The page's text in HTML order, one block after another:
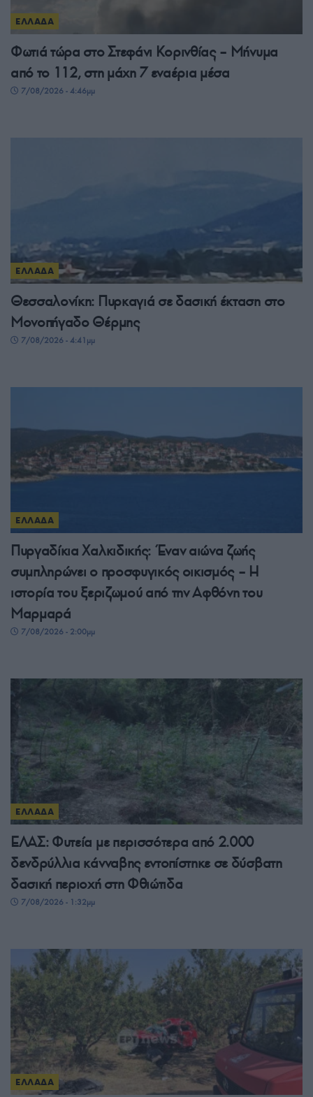
ΕΛΛΑΔΑ
Φωτιά τώρα στο Στεφάνι Κορινθίας – Μήνυμα
από το 112, στη μάχη 7 εναέρια μέσα
7/08/2026 - 4:46μμ
ΕΛΛΑΔΑ
Θεσσαλονίκη: Πυρκαγιά σε δασική έκταση στο
Μονοπήγαδο Θέρμης
7/08/2026 - 4:41μμ
ΕΛΛΑΔΑ
Πυργαδίκια Χαλκιδικής: Έναν αιώνα ζωής
συμπληρώνει ο προσφυγικός οικισμός – Η
ιστορία του ξεριζωμού από την Αφθόνη του
Μαρμαρά
7/08/2026 - 2:00μμ
ΕΛΛΑΔΑ
ΕΛΑΣ: Φυτεία με περισσότερα από 2.000
δενδρύλλια κάνναβης εντοπίστηκε σε δύσβατη
δασική περιοχή στη Φθιώτιδα
7/08/2026 - 1:32μμ
ΕΛΛΑΔΑ